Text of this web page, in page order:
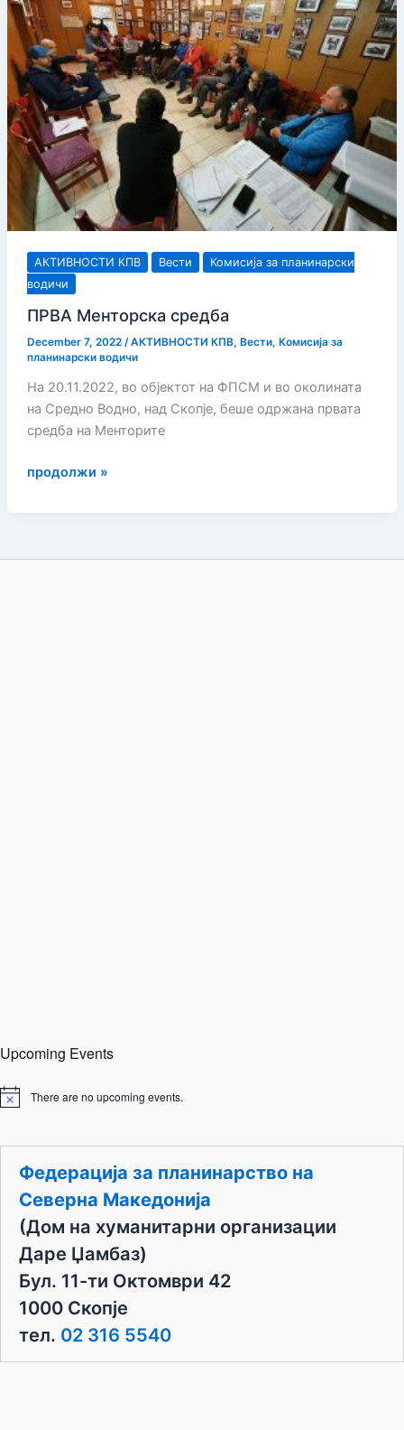
АКТИВНОСТИ КПВ Вести
Комисија за планинарски
водичи
ПРВА Менторска средба
December 7, 2022 /АКТИВНОСТИ КПВ, Вести, Комисија за
планинарски водичи
На 20.11.2022, во објектот на ФПСМ и во околината
на Средно Водно, над Скопје, беше одржана првата
средба на Менторите
ПРВА
продолжи »
Upcoming Events
N
i
There are no upcoming events.
Федерација за планинарство на
Северна Македонија
(Дом на хуманитарни организации
Даре Џамбаз)
Бул. 11-ти Октомври 42
1000 Скопје
тел. 02 316 5540